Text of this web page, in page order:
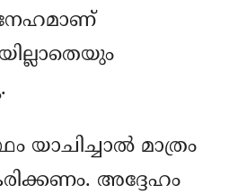
മാത്രം
അദ്ദേഹം